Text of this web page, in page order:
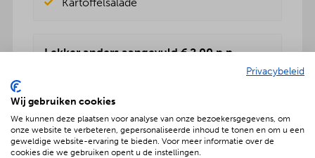
Lekker anders aangevuld € 2,00 p.p.
BBQenzo salade
Pasta salade
Kartoffelsalade
Rauwkost salade
Privacybeleid
Wij gebruiken cookies
We kunnen deze plaatsen voor analyse van onze bezoekersgegevens, om
onze website te verbeteren, gepersonaliseerde inhoud te tonen en om u een
geweldige website-ervaring te bieden. Voor meer informatie over de
cookies die we gebruiken opent u de instellingen.